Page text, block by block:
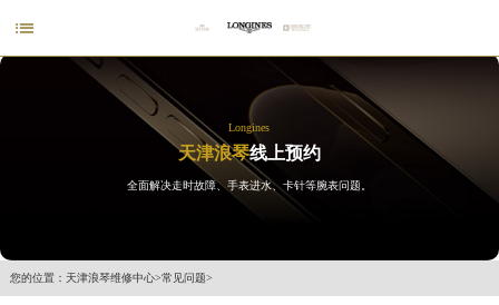

Longines
天津浪琴线上预约
全面解决走时故障、手表进水、卡针等腕表问题。
您的位置： 天津浪琴维修中心>常见问题>